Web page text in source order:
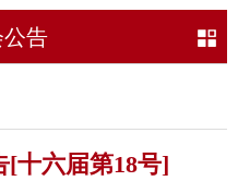
告
[十六届第18号]